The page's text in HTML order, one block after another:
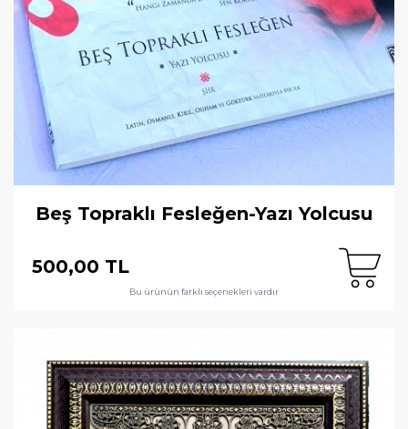
Beş Topraklı Fesleğen-Yazı Yolcusu
500,00 TL
Bu ürünün farklı seçenekleri vardır